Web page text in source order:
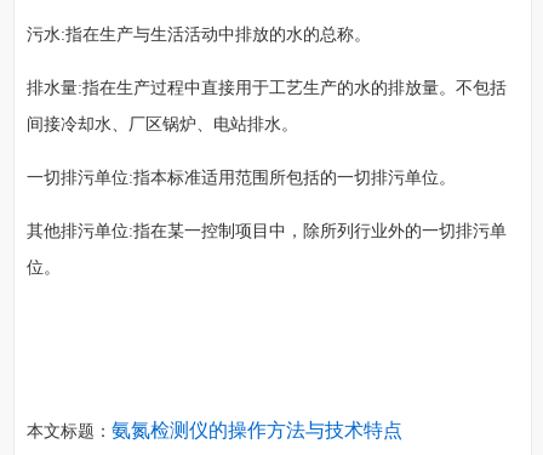
污水:指在生产与生活活动中排放的水的总称。
排水量:指在生产过程中直接用于工艺生产的水的排放量。不包括
间接冷却水、厂区锅炉、电站排水。
一切排污单位:指本标准适用范围所包括的一切排污单位。
其他排污单位:指在某一控制项目中，除所列行业外的一切排污单
位。
本文标题：氨氮检测仪的操作方法与技术特点